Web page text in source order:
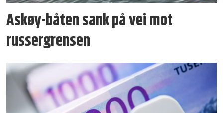
Askøy-båten sank på vei mot
russergrensen